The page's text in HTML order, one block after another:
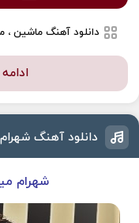
دانلود آهنگ ماشین ،
دانلود آهنگ
شهرام